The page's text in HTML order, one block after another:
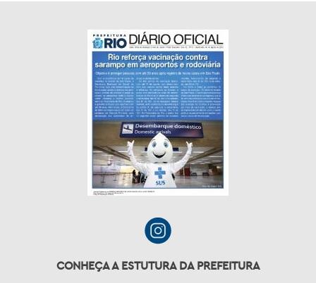
CONHEÇA A ESTUTURA DA PREFEITURA